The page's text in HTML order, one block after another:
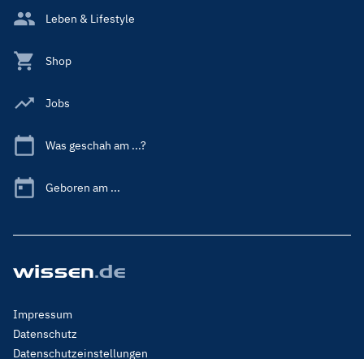
Leben & Lifestyle
Shop
Jobs
Was geschah am ...?
Geboren am ...
Footer
Menu
Legal
Impressum
Datenschutz
Datenschutzeinstellungen